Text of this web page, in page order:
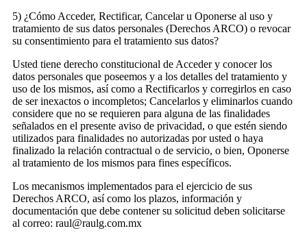
5) ¿Cómo Acceder, Rectificar, Cancelar u Oponerse al uso y
tratamiento de sus datos personales (Derechos ARCO) o revocar
su consentimiento para el tratamiento sus datos?
Usted tiene derecho constitucional de Acceder y conocer los
datos personales que poseemos y a los detalles del tratamiento y
uso de los mismos, así como a Rectificarlos y corregirlos en caso
de ser inexactos o incompletos; Cancelarlos y eliminarlos cuando
considere que no se requieren para alguna de las finalidades
señalados en el presente aviso de privacidad, o que estén siendo
utilizados para finalidades no autorizadas por usted o haya
finalizado la relación contractual o de servicio, o bien, Oponerse
al tratamiento de los mismos para fines específicos.
Los mecanismos implementados para el ejercicio de sus
Derechos ARCO, así como los plazos, información y
documentación que debe contener su solicitud deben solicitarse
al correo: raul@raulg.com.mx